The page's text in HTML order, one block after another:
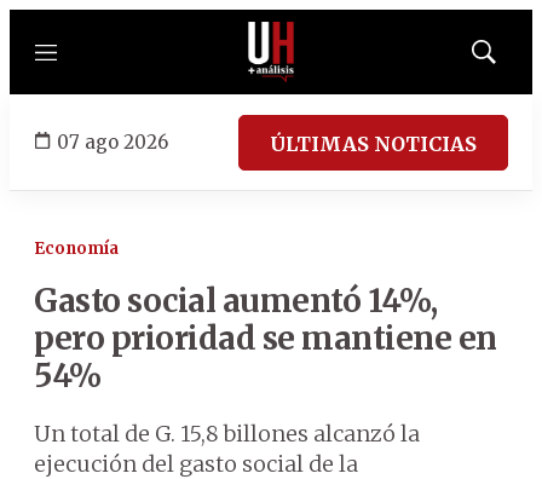
Menú
Mostrar
07 ago 2026 ÚLTIMAS NOTICIAS
Economía
Gasto social aumentó 14%,
pero prioridad se mantiene en
54%
Un total de G. 15,8 billones alcanzó la
ejecución del gasto social de la